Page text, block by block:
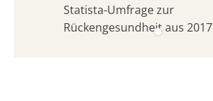
Statista-Umfrage zur
Rückengesundheit aus 2017